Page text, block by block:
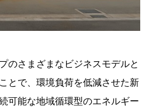
のさまざまなビジネスモデルと
とで、環境負荷を低減させた新
可能な地域循環型のエネルギー